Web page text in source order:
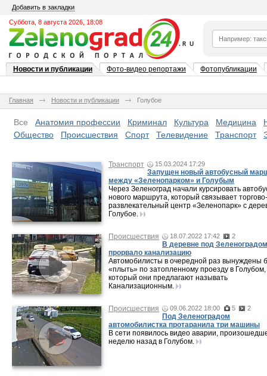
Добавить в закладки
Суббота, 8 августа 2026, 18:08
Новости и публикации Фото-видео репортажи Фотопубликации
Главная Новости и публикации Голубое
Все Анатомия профессии Криминал Культура Медицина
Общество
Происшествия Спорт Телевидение Транспорт
Транспорт 15.03.2024 17:29
Запущен новый автобусный
между «Зеленопарком» и Голубым
Через Зеленоград начали курсировать
нового маршрута, который связывает торгово-
развлекательный центр «Зеленопарк» с
Голубое.
Происшествия 18.07.2022 17:42 2
В деревне под Зеленоградом
прорвало канализацию
Автомобилисты в очередной раз вынуждены
«плыть» по затопленному проезду в Голубом,
который они предлагают называть
Канализационным.
Происшествия 09.06.2022 18:00 5 2
Под Зеленоградом
автомобилистка протаранила три машины
В сети появилось видео аварии,
неделю назад в Голубом.